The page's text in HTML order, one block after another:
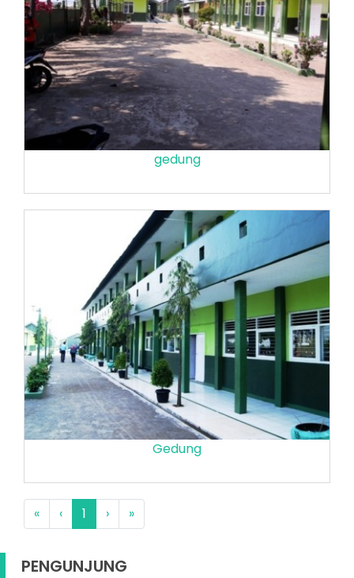
gedung
Gedung
« ‹ 1 › »
PENGUNJUNG